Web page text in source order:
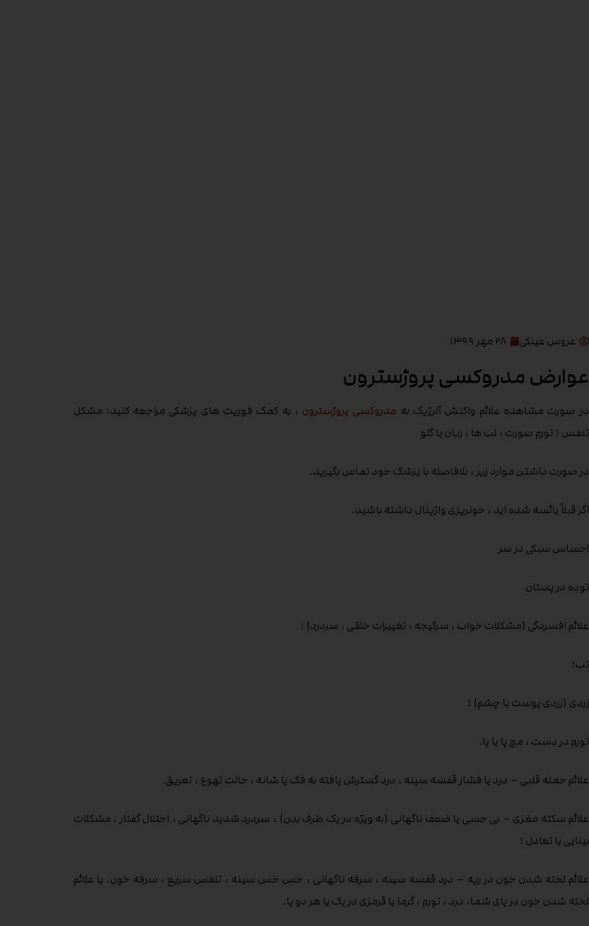
عروس عینکی ۲۸ مهر ۱۳۹۹
عوارض مدروکسی پروژسترون
در صورت مشاهده علائم واکنش آلرژیک به مدروکسی پروژسترون ، به کمک فوریت های پزشکی مراجعه کنید: مشکل
تنفس ؛ تورم صورت ، لب ها ، زبان یا گلو
در صورت داشتن موارد زیر ، بلافاصله با پزشک خود تماس بگیرید.
اگر قبلاً یائسه شده اید ، خونریزی واژینال داشته باشید.
احساس سبکی در سر
توده در پستان
علائم افسردگی (مشکلات خواب ، سرگیجه ، تغییرات خلقی ، سردرد) ؛
تب؛
زردی (زردی پوست یا چشم) ؛
تورم در دست ، مچ پا یا پا.
علائم حمله قلبی – درد یا فشار قفسه سینه ، درد گسترش یافته به فک یا شانه ، حالت تهوع ، تعریق.
علائم سکته مغزی – بی حسی یا ضعف ناگهانی (به ویژه در یک طرف بدن) ، سردرد شدید ناگهانی ، اختلال گفتار ، مشکلات
بینایی یا تعادل ؛
علائم لخته شدن خون در ریه – درد قفسه سینه ، سرفه ناگهانی ، خس خس سینه ، تنفس سریع ، سرفه خون. یا علائم
لخته شدن خون در پای شما، درد ، تورم ، گرما یا قرمزی در یک یا هر دو پا.